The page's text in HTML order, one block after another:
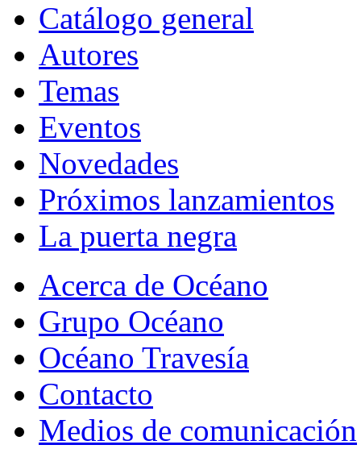
Catálogo general
Autores
Temas
Eventos
Novedades
Próximos lanzamientos
La puerta negra
Acerca de Océano
Grupo Océano
Océano Travesía
Contacto
Medios de comunicación